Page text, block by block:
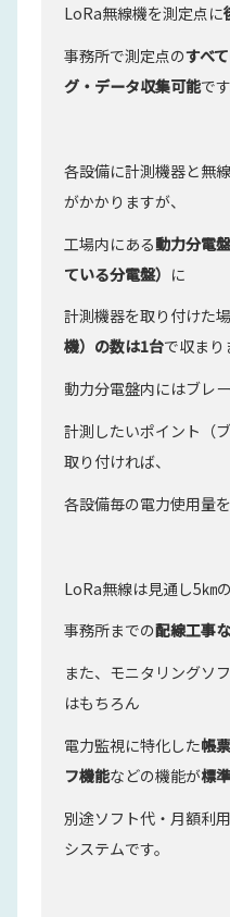
LoRa無線機を測定点に
事務所で測定点のすべ
グ・データ収集可能です
各設備に計測機器と無
がかかりますが、
工場内にある動力分電
ている分電盤） に
計測機器を取り付けた
機）の数は1台で収まり
動力分電盤内にはブレ
計測したいポイント（
取り付ければ、
各設備毎の電力使用量
LoRa無線は見通し5㎞
事務所までの配線工事
また、モニタリングソフ
はもちろん
電力監視に特化した帳
フ機能などの機能が標
別途ソフト代・月額利
システムです。